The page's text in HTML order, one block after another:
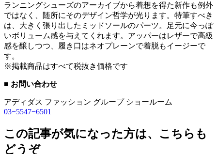
ランニングシューズのアーカイブから着想を得た新作も例外
ではなく、随所にそのデザイン哲学が光ります。特筆すべき
は、大きく張り出したミッドソールのパーツ。足元に今っぽ
いボリューム感を与えてくれます。アッパーはレザーで高級
感を醸しつつ、履き口はネオプレーンで着脱もイージーで
す。
※掲載商品はすべて税抜き価格です
■ お問い合わせ
アディダス ファッション グループ ショールーム
03−5547−6501
この記事が気になった方は、こちらも
どうぞ